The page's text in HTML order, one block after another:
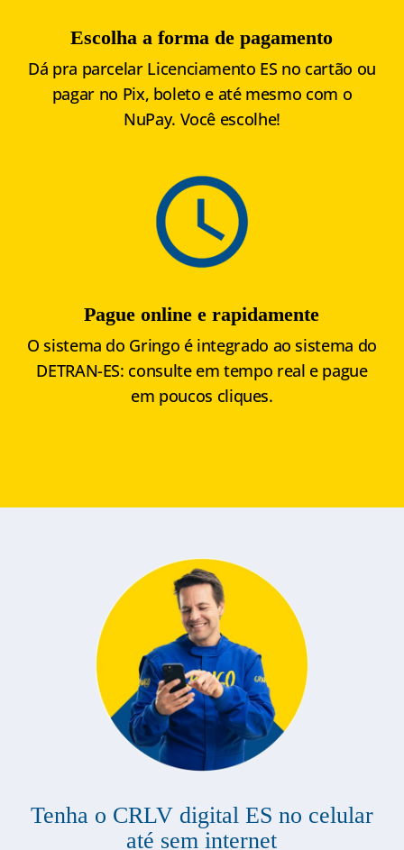
Escolha a forma de pagamento
Dá pra parcelar Licenciamento ES no cartão ou
pagar no Pix, boleto e até mesmo com o
NuPay. Você escolhe!
Pague online e rapidamente
O sistema do Gringo é integrado ao sistema do
DETRAN-ES: consulte em tempo real e pague
em poucos cliques.
Tenha o CRLV digital ES no celular
até sem internet